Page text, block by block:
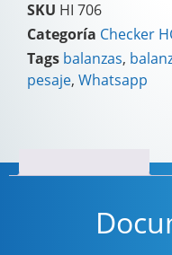
SKU HI 706
Categoría Checker
Tags balanzas,
pesaje, Whatsapp